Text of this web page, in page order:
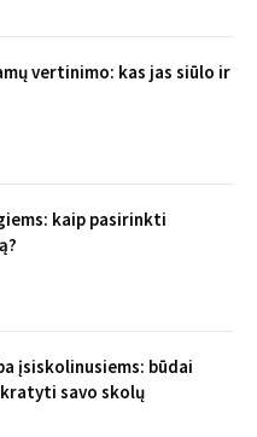
vertinimo: kas jas siūlo ir
kaip pasirinkti
įsiskolinusiems: būdai
savo skolų